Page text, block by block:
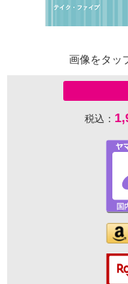
画像をタッ
税込：